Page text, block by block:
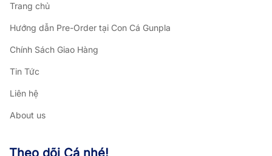
Trang chủ
Hướng dẫn Pre-Order tại Con Cá Gunpla
Chính Sách Giao Hàng
Tin Tức
Liên hệ
About us